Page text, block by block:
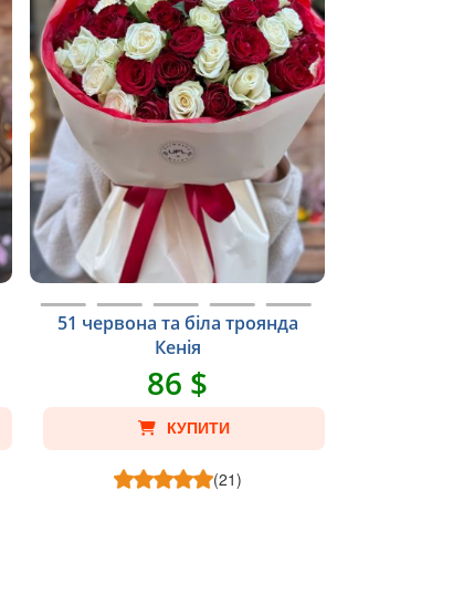
51 червона та біла троянда
Кенія
86 $
КУПИТИ
(21)